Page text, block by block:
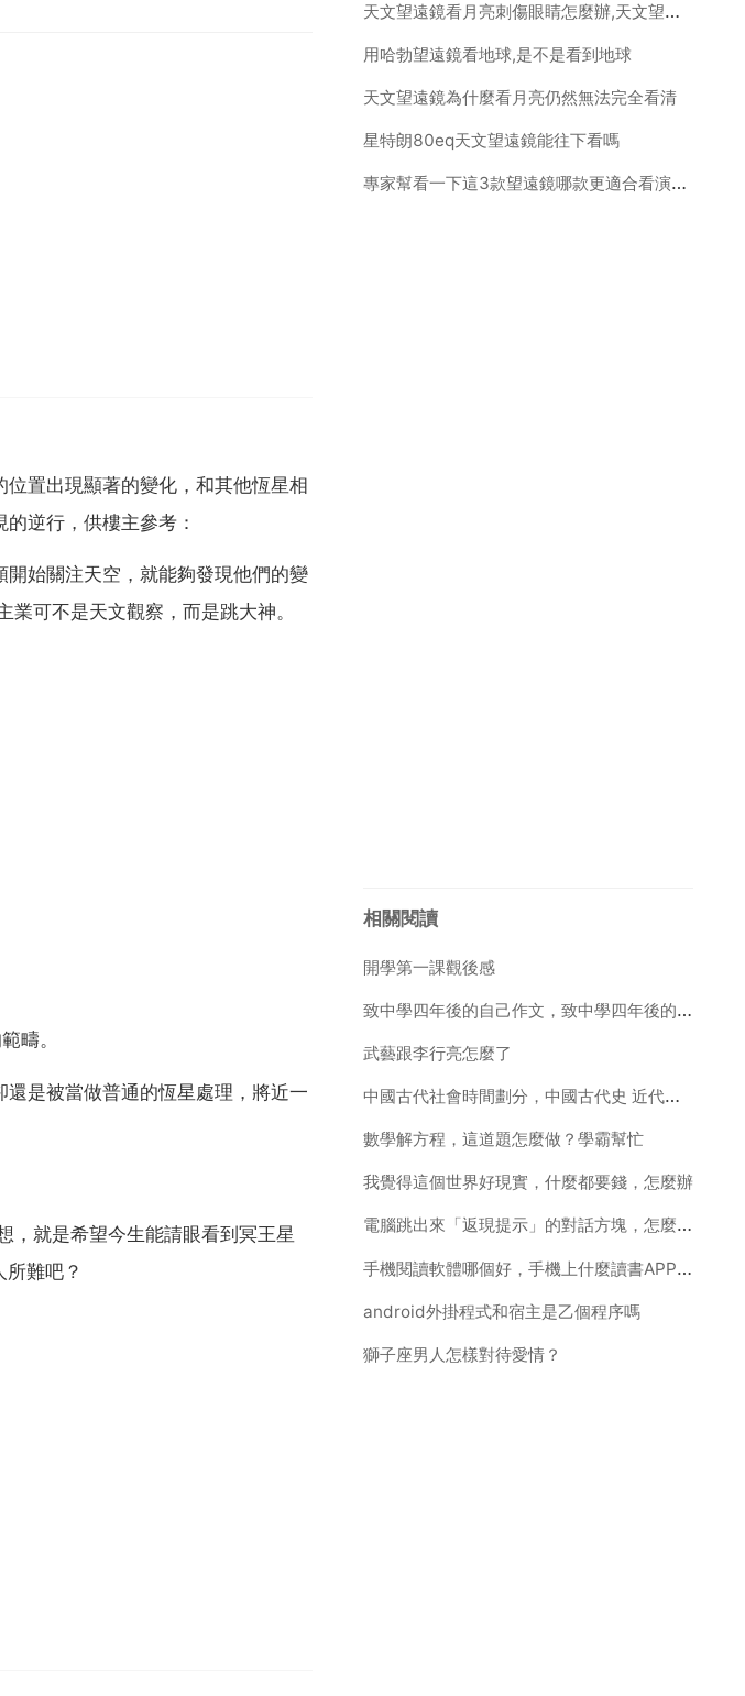
置出現顯著的變化，和其他恆星相
逆行，供樓主參考：
始關注天空，就能夠發現他們的變
可不是天文觀察，而是跳大神。
疇。
是被當做普通的恆星處理，將近一
，就是希望今生能請眼看到冥王星
難吧？
天文望遠鏡看月亮刺傷眼睛怎麼辦,天文望遠鏡看月亮亮度感覺有點高用手對著觀測鏡子1公分左右距離有一處極亮的光點這對眼睛有傷害嗎
用哈勃望遠鏡看地球,是不是看到地球
天文望遠鏡為什麼看月亮仍然無法完全看清
星特朗80eq天文望遠鏡能往下看嗎
專家幫看一下這3款望遠鏡哪款更適合看演唱會
相關閱讀
開學第一課觀後感
致中學四年後的自己作文，致中學四年後的自己作文400字
武藝跟李行亮怎麼了
中國古代社會時間劃分，中國古代史 近代史 現代史的時間劃分是？？
數學解方程，這道題怎麼做？學霸幫忙
我覺得這個世界好現實，什麼都要錢，怎麼辦
電腦跳出來「返現提示」的對話方塊，怎麼去掉啊？
手機閱讀軟體哪個好，手機上什麼讀書APP最好啊
android外掛程式和宿主是乙個程序嗎
獅子座男人怎樣對待愛情？